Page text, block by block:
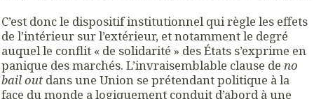
C’est donc le dispositif institutionnel qui règle les effets
de l’intérieur sur l’extérieur, et notamment le degré
auquel le conflit « de solidarité » des États s’exprime en
panique des marchés. L’invraisemblable clause de no
bail out dans une Union se prétendant politique à la
face du monde a logiquement conduit d’abord à une